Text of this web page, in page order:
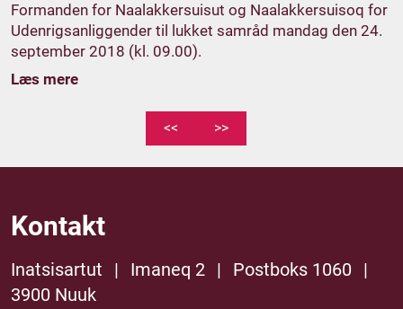
Formanden for Naalakkersuisut og Naalakkersuisoq for
Udenrigsanliggender til lukket samråd mandag den 24.
september 2018 (kl. 09.00).
Læs mere
<< >>
Kontakt
Inatsisartut | Imaneq 2 | Postboks 1060
|
3900 Nuuk